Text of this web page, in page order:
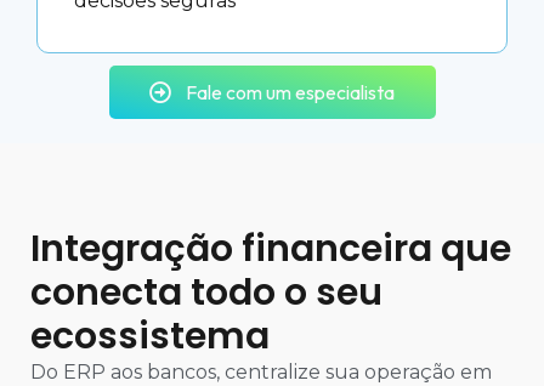
Fale com um especialista
Integração financeira que
conecta todo o seu
ecossistema
Do ERP aos bancos, centralize sua operação em